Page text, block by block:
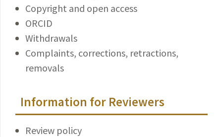
Copyright and open access
ORCID
Withdrawals
Complaints, corrections, retractions,
removals
Information for Reviewers
Review policy